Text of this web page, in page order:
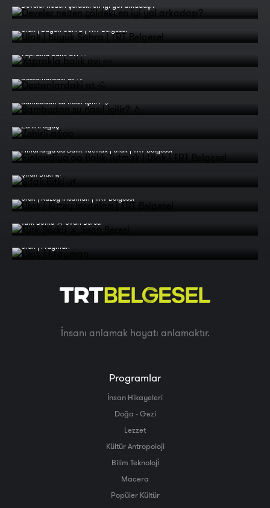
Develer neden çöldeki en iyi yol arkadaşı?
Ulak | Büyük Sahra | TRT Belgesel
Yaprakla balık avı 👀
Destanlardaki at 🐴
Bambudan su nasıl içilir? 💧
Zehirli ağaç
Finlandiya'da Balık Tutmak | Ulak | TRT Belgesel
Şifalı Bitki 🌿
Ulak | Kuzey İnsanları | TRT Belgesel
Türk Börkü ⚔️ Svan Beresi
Ulak | Fragman
İnsanı anlamak hayatı anlamaktır.
Programlar
İnsan Hikayeleri
Doğa - Gezi
Lezzet
Kültür Antropoloji
Bilim Teknoloji̇
Macera
Popüler Kültür